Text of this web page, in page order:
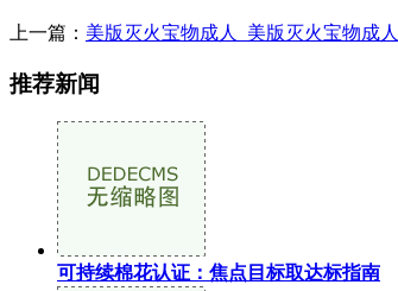
上一篇： 美版灭火宝物成⼈_美版灭火宝物成
推荐新闻
可持续棉花认证：焦点目标取达标指南